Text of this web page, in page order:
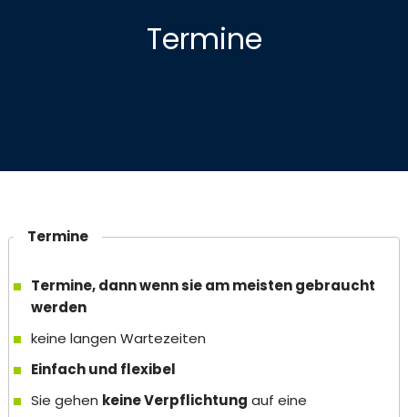
Termine
Termine
Termine, dann wenn sie am meisten gebraucht
werden
keine langen Wartezeiten
Einfach und flexibel
Sie gehen keine Verpflichtung auf eine